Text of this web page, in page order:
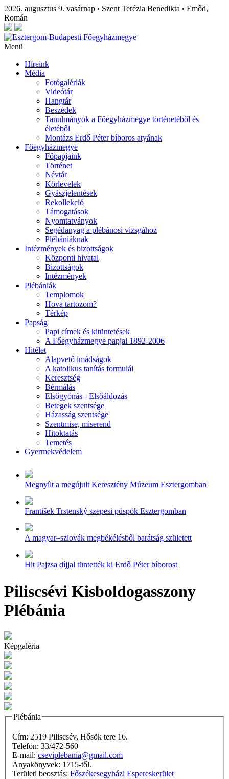
2026. augusztus 9. vasárnap • Szent Terézia Benedikta • Emőd,
Román
Menü
Híreink
Média
Fotógalériák
Videótár
Hangtár
Beszédek
Tanulmányok a Főegyházmegye történetéből és
életéből
Montázs Erdő Péter bíboros atyának
Főegyházmegye
Főpapjaink
Történet
Névtár
Körlevelek
Gyászjelentések
Rekollekció
Támogatások
Nyomtatványok
Segédanyag a plébánosi vizsgához
Plébániáknak
Intézmények és bizottságok
Központi hivatal
Bizottságok
Intézmények
Plébániák
Templomok
Hova tartozom?
Térkép
Papság
Papi címek és kitüntetések
A Főegyházmegye papjai 1892-2006
Hitélet
Alapvető imádságok
A katolikus tanítás formulái
Keresztség
Bérmálás
Elsőgyónás - Elsőáldozás
Betegek szentsége
Házasság szentsége
Szentmise, miserend
Hitoktatás
Temetés
Gyermekvédelem
Megnyílt a megújult Keresztény Múzeum Esztergomban
František Trstenský szepesi püspök Esztergomban
A magyar–szlovák megbékélésből barátság született
Hit Pajzsa díjjal tüntették ki Erdő Péter bíborost
Piliscsévi Kisboldogasszony
Plébánia
Képgaléria
Plébánia
Cím: 2519 Piliscsév, Hősök tere 16.
Telefon: 33/472-560
E-mail: cseviplebania@gmail.com
Anyakönyvek: 1715-től.
Területi beosztás: Főszékesegyházi Espereskerület